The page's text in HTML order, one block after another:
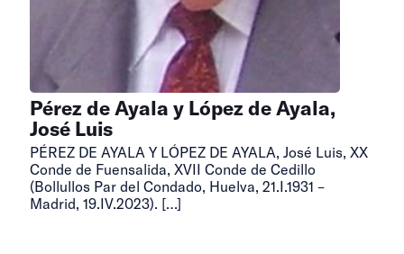
Pérez de Ayala y López de Ayala,
José Luis
PÉREZ DE AYALA Y LÓPEZ DE AYALA, José Luis, XX
Conde de Fuensalida, XVII Conde de Cedillo
(Bollullos Par del Condado, Huelva, 21.I.1931 –
Madrid, 19.IV.2023). […]